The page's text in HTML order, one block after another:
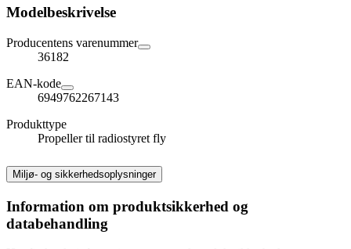
Modelbeskrivelse
Producentens varenummer
36182
EAN-kode
6949762267143
Produkttype
Propeller til radiostyret fly
Miljø- og sikkerhedsoplysninger
Information om produktsikkerhed og
databehandling